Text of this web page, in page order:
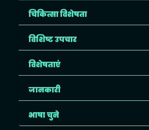
चिकित्सा विशेषता
विशिष्ट उपचार
विशेषताएं
जानकारी
भाषा चुने